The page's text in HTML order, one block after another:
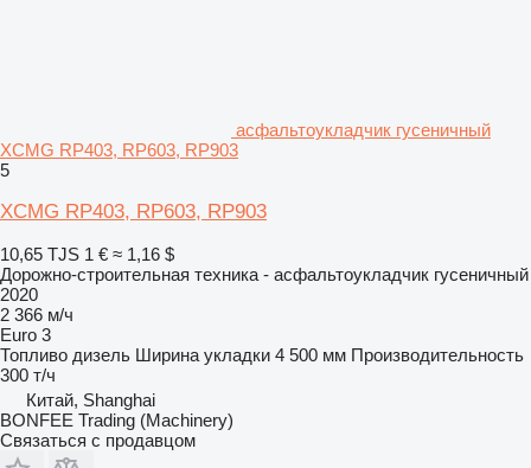
асфальтоукладчик гусеничный
XCMG RP403, RP603, RP903
5
XCMG RP403, RP603, RP903
10,65 TJS 1 € ≈ 1,16 $
Дорожно-строительная техника - асфальтоукладчик гусеничный
2020
2 366 м/ч
Euro 3
Топливо дизель Ширина укладки 4 500 мм Производительность
300 т/ч
Китай, Shanghai
BONFEE Trading (Machinery)
Связаться с продавцом